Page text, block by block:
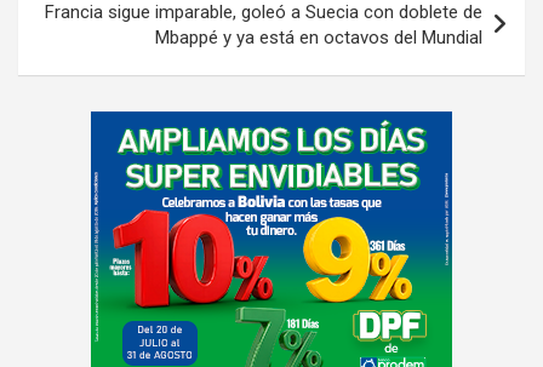
Francia sigue imparable, goleó a Suecia con doblete de
Mbappé y ya está en octavos del Mundial